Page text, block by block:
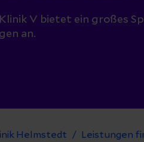
V bietet ein großes
an.
Helmstedt Leistungen